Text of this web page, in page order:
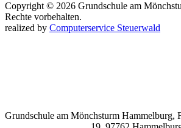
Copyright © 2026 Grundschule am
Rechte vorbehalten.
realized by Computerservice Steuerwald
Grundschule am Mönchsturm Hammelburg,